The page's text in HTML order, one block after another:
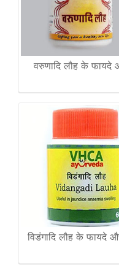
वरुणादि लौह के
विडंगादि लौह के